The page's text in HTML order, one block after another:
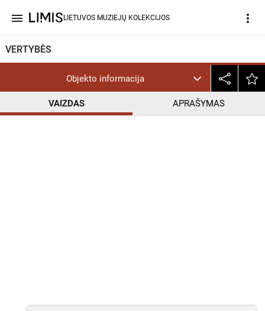
menu LIETUVOS MUZIEJŲ KOLEKCIJOS more_vert
VERTYBĖS
Objekto informacija
VAIZDAS APRAŠYMAS